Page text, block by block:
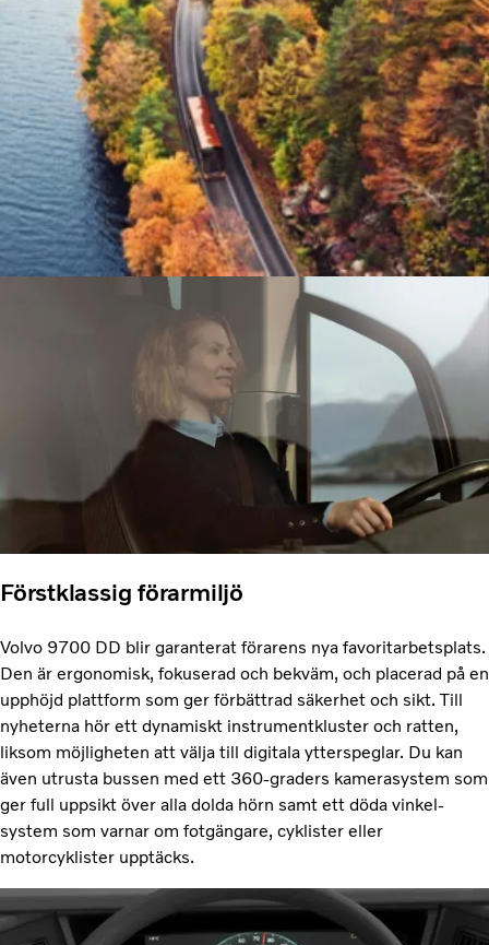
Förstklassig förarmiljö
Volvo 9700 DD blir garanterat förarens nya favoritarbetsplats.
Den är ergonomisk, fokuserad och bekväm, och placerad på en
upphöjd plattform som ger förbättrad säkerhet och sikt. Till
nyheterna hör ett dynamiskt instrumentkluster och ratten,
liksom möjligheten att välja till digitala ytterspeglar. Du kan
även utrusta bussen med ett 360-graders kamerasystem som
ger full uppsikt över alla dolda hörn samt ett döda vinkel-
system som varnar om fotgängare, cyklister eller
motorcyklister upptäcks.